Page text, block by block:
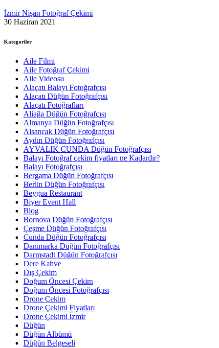
İzmir Nişan Fotoğraf Çekimi
30 Haziran 2021
Kategoriler
Aile Filmi
Aile Fotoğraf Çekimi
Aile Videosu
Alaçatı Balayı Fotoğrafçısı
Alaçatı Düğün Fotoğrafçısı
Alaçatı Fotoğrafları
Aliağa Düğün Fotoğrafçısı
Almanya Düğün Fotoğrafçısı
Alsancak Düğün Fotoğrafçısı
Aydın Düğün Fotoğrafçısı
AYVALIK CUNDA Düğün Fotoğrafçısı
Balayı Fotoğraf çekim fiyatları ne Kadardır?
Balayı Fotoğrafçısı
Bergama Düğün Fotoğrafçısı
Berlin Düğün Fotoğrafçısı
Beygua Restaurant
Biyer Event Hall
Blog
Bornova Düğün Fotoğrafçısı
Çeşme Düğün Fotoğrafçısı
Cunda Düğün Fotoğrafçısı
Danimarka Düğün Fotoğrafçısı
Darmstadt Düğün Fotoğrafçısı
Dere Kahve
Dış Çekim
Doğum Öncesi Çekim
Doğum Öncesi Fotoğrafçısı
Drone Çekim
Drone Çekimi Fiyatları
Drone Çekimi İzmir
Düğün
Düğün Albümü
Düğün Belgeseli